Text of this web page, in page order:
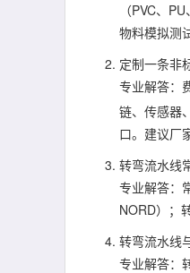
（PVC、
物料模拟测
定制一条非
专业解答：
链、传感器
口。建议厂
转弯流水线
专业解答：
NORD）；
转弯流水线
专业解答：